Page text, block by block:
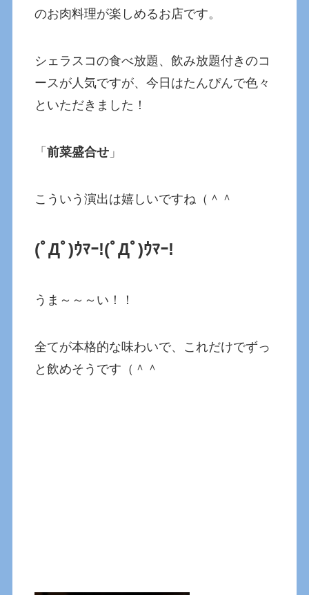
のお肉料理が楽しめるお店です。
シェラスコの食べ放題、飲み放題付きのコ
ースが人気ですが、今日はたんぴんで色々
といただきました！
「前菜盛合せ 」
こういう演出は嬉しいですね（＾＾
(ﾟДﾟ)ｳﾏｰ!(ﾟДﾟ)ｳﾏｰ!
うま～～～い！！
全てが本格的な味わいで、これだけでずっ
と飲めそうです（＾＾